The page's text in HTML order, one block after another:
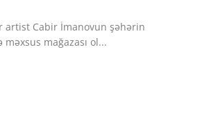
artist Cabir İmanovun şəhərin
mağazası ol...